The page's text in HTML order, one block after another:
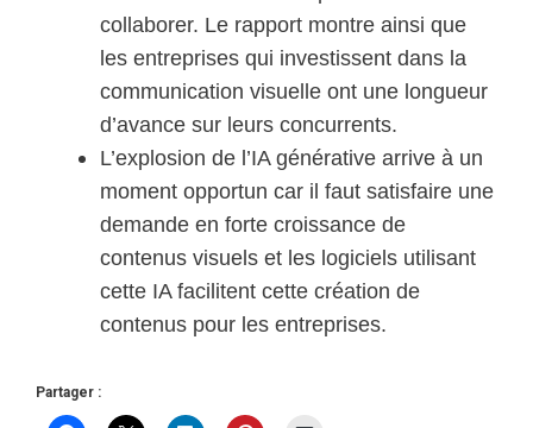
collaborer. Le rapport montre ainsi que
les entreprises qui investissent dans la
communication visuelle ont une longueur
d’avance sur leurs concurrents.
L’explosion de l’IA générative arrive à un
moment opportun car il faut satisfaire une
demande en forte croissance de
contenus visuels et les logiciels utilisant
cette IA facilitent cette création de
contenus pour les entreprises.
Partager :